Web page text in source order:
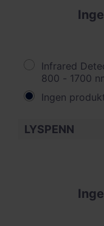
Infrared
800 - 1700
Ingen
LYSPENN